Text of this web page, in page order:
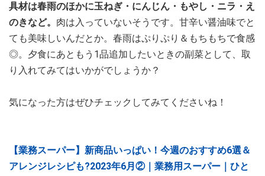
具材は春雨のほかに玉ねぎ・にんじん・もやし・ニラ・え
のきなど。 肉は入っていないそうです。甘辛い醤油味でと
ても美味しいんだとか。春雨はぷりぷり＆もちもちで食感
◎。夕食にあともう1品追加したいときの副菜として、取
り入れてみてはいかがでしょうか？
気になった方はぜひチェックしてみてくださいね！
【業務スーパー】新商品いっぱい！今週のおすすめ6選＆
アレンジレシピも?2023年6月②｜業務用スーパー｜ひと